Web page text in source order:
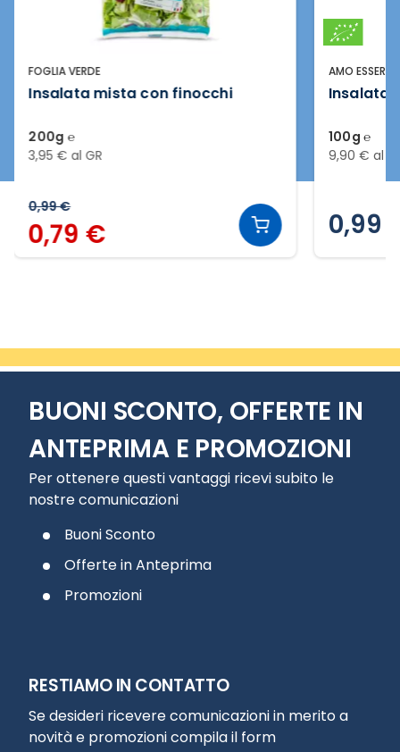
FOGLIA VERDE
Insalata mista con finocchi
200g ℮
3,95 € al GR
0,99 €
0,79 €
AMO ESSERE
Insalata
100g ℮
9,90 € al
0,99
BUONI SCONTO, OFFERTE IN
ANTEPRIMA E PROMOZIONI
Per ottenere questi vantaggi ricevi subito le
nostre comunicazioni
Buoni Sconto
Offerte in Anteprima
Promozioni
RESTIAMO IN CONTATTO
Se desideri ricevere comunicazioni in merito a
novità e promozioni compila il form